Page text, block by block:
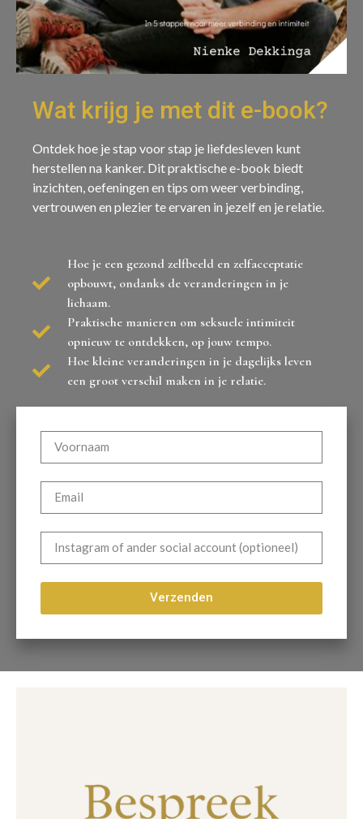
Wat krijg je met dit e-book?
Ontdek hoe je stap voor stap je liefdesleven kunt
herstellen na kanker. Dit praktische e-book biedt
inzichten, oefeningen en tips om weer verbinding,
vertrouwen en plezier te ervaren in jezelf en je relatie.
Hoe je een gezond zelfbeeld en zelfacceptatie
opbouwt, ondanks de veranderingen in je
lichaam.
Praktische manieren om seksuele intimiteit
opnieuw te ontdekken, op jouw tempo.
Hoe kleine veranderingen in je dagelijks leven
een groot verschil maken in je relatie.
Verzenden